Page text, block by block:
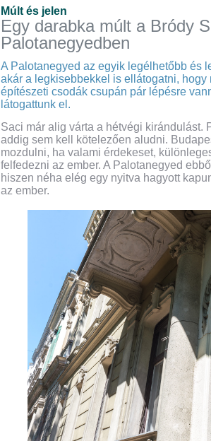
Múlt és jelen
Egy darabka múlt a Bródy
Palotanegyedben
A Palotanegyed az egyik legélhetőbb és
akár a legkisebbekkel is ellátogatni,
építészeti csodák csupán pár lépésre
látogattunk el.
Saci már alig várta a hétvégi kirándulást.
addig sem kell kötelezően aludni.
mozdulni, ha valami érdekeset,
felfedezni az ember. A Palotanegyed
hiszen néha elég egy nyitva hagyott
az ember.